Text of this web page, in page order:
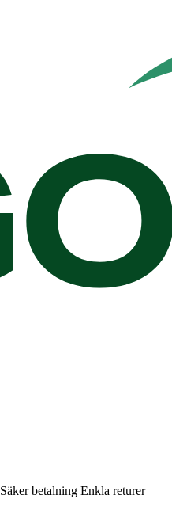
Säker betalning Enkla returer